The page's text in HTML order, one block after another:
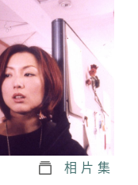
相片集